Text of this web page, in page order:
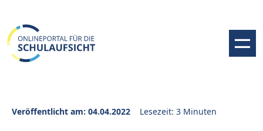
Veröffentlicht am: 04.04.2022 Lesezeit: 3 Minuten